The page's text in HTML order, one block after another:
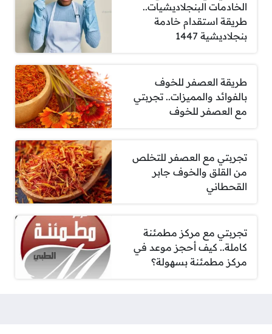
الخادمات البنجلاديشيات..
طريقة استقدام خادمة
بنجلاديشية 1447
طريقة العصفر للخوف
بالفوائد والمميزات.. تجربتي
مع العصفر للخوف
تجربتي مع العصفر للتخلص
من القلق والخوف جابر
القحطاني
تجربتي مع مركز مطمئنة
كاملة.. كيف أحجز موعد في
مركز مطمئنة بسهولة؟